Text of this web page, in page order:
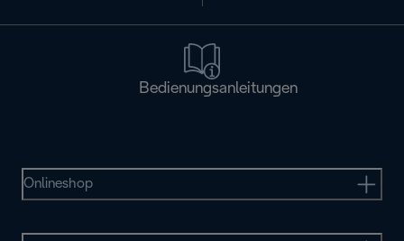
Bedienungsanleitungen
Onlineshop